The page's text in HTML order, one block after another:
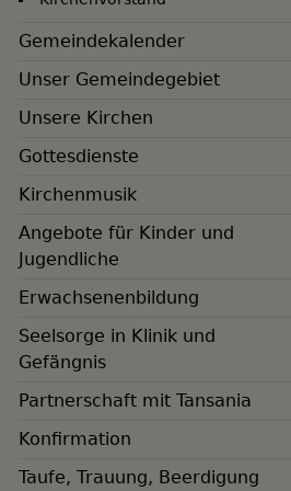
Hauptnavigation
Gemeindekalender
Unser Gemeindegebiet
Unsere Kirchen
Gottesdienste
Kirchenmusik
Angebote für Kinder und
Jugendliche
Erwachsenenbildung
Seelsorge in Klinik und
Gefängnis
Partnerschaft mit Tansania
Konfirmation
Taufe, Trauung, Beerdigung